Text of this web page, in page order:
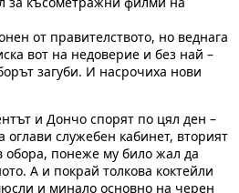
от правителството, но веднага
вот на недоверие и без най –
загуби. И насрочиха нови
и Дончо спорят по цял ден –
служебен кабинет, вторият
понеже му било жал да
А и покрай толкова коктейли
и минало основно на черен